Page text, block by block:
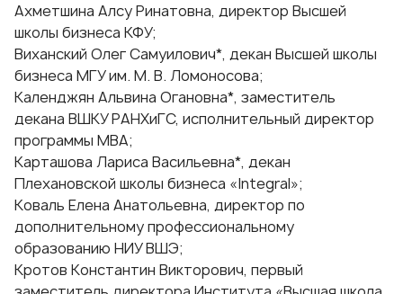
Ахметшина Алсу Ринатовна, директор Высшей
школы бизнеса КФУ;
Виханский Олег Самуилович*, декан Высшей школы
бизнеса МГУ им. М. В. Ломоносова;
Календжян Альвина Огановна*, заместитель
декана ВШКУ РАНХиГС, исполнительный директор
программы МВА;
Карташова Лариса Васильевна*, декан
Плехановской школы бизнеса «Integral»;
Коваль Елена Анатольевна, директор по
дополнительному профессиональному
образованию НИУ ВШЭ;
Кротов Константин Викторович, первый